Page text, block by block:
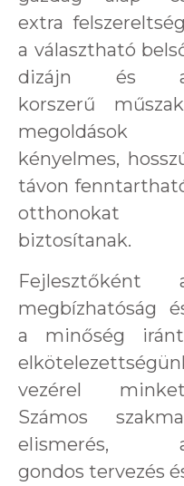
extra
a választható
dizájn és
korszerű
megoldások
kényelmes,
távon
otthonokat
biztosítanak.
Fejlesztőként
megbízhatóság
a minőség
vezérel
Számos
elismerés,
gondos tervezés